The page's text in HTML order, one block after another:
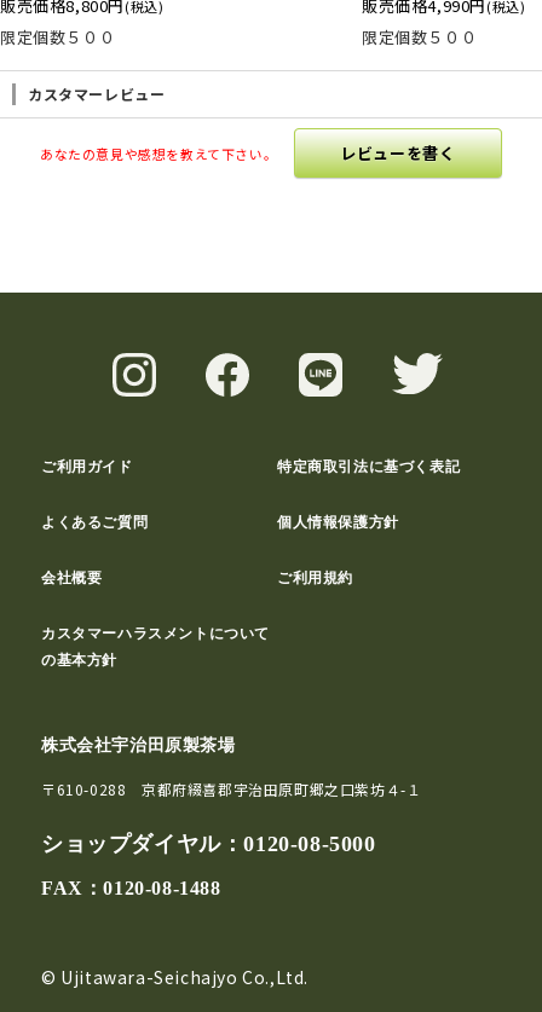
販売価格8,800円(税込)
限定個数５００
販売価格4,990円(税込)
限定個数５００
カスタマーレビュー
あなたの意見や感想を教えて下さい。 レビューを書く
ご利用ガイド 特定商取引法に基づく表記
よくあるご質問 個人情報保護方針
会社概要 ご利用規約
カスタマーハラスメントについて
の基本方針
株式会社宇治田原製茶場
〒610-0288 京都府綴喜郡宇治田原町郷之口紫坊４-１
ショップダイヤル：0120-08-5000
FAX：0120-08-1488
© Ujitawara-Seichajyo Co.,Ltd.